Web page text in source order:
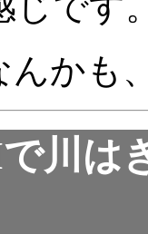
んかも
川は